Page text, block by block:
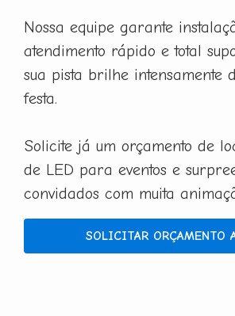
Nossa equipe garante
atendimento rápido e total
sua pista brilhe intensamente
festa.
Solicite já um orçamento de
de LED para eventos e
convidados com muita
SOLICITAR ORÇAMENTO